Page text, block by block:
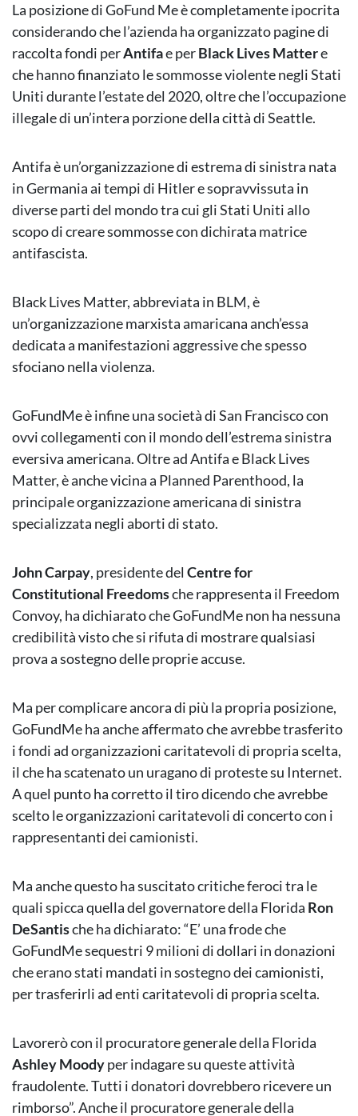
La posizione di GoFund Me è completamente ipocrita
considerando che l’azienda ha organizzato pagine di
raccolta fondi perAntifae perBlack Lives Mattere
che hanno finanziato le sommosse violente negli Stati
Uniti durante l’estate del 2020, oltre che l’occupazione
illegale di un’intera porzione della città di Seattle.
Antifa è un’organizzazione di estrema di sinistra nata
in Germania ai tempi di Hitler e sopravvissuta in
diverse parti del mondo tra cui gli Stati Uniti allo
scopo di creare sommosse con dichirata matrice
antifascista.
Black Lives Matter, abbreviata in BLM, è
un’organizzazione marxista amaricana anch’essa
dedicata a manifestazioni aggressive che spesso
sfociano nella violenza.
GoFundMe è infine una società di San Francisco con
ovvi collegamenti con il mondo dell’estrema sinistra
eversiva americana. Oltre ad Antifa e Black Lives
Matter, è anche vicina a Planned Parenthood, la
principale organizzazione americana di sinistra
specializzata negli aborti di stato.
John Carpay, presidente del Centre for
Constitutional Freedomsche rappresenta il Freedom
Convoy, ha dichiarato che GoFundMe non ha nessuna
credibilità visto che si rifuta di mostrare qualsiasi
prova a sostegno delle proprie accuse.
Ma per complicare ancora di più la propria posizione,
GoFundMe ha anche affermato che avrebbe trasferito
i fondi ad organizzazioni caritatevoli di propria scelta,
il che ha scatenato un uragano di proteste su Internet.
A quel punto ha corretto il tiro dicendo che avrebbe
scelto le organizzazioni caritatevoli di concerto con i
rappresentanti dei camionisti.
Ma anche questo ha suscitato critiche feroci tra le
quali spicca quella del governatore della Florida Ron
DeSantische ha dichiarato: “E’ una frode che
GoFundMe sequestri 9 milioni di dollari in donazioni
che erano stati mandati in sostegno dei camionisti,
per trasferirli ad enti caritatevoli di propria scelta.
Lavorerò con il procuratore generale della Florida
Ashley Moodyper indagare su queste attività
fraudolente. Tutti i donatori dovrebbero ricevere un
rimborso”. Anche il procuratore generale della